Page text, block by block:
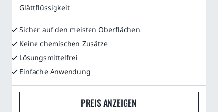
Glättflüssigkeit
Sicher auf den meisten Oberflächen
Keine chemischen Zusätze
Lösungsmittelfrei
Einfache Anwendung
PREIS ANZEIGEN